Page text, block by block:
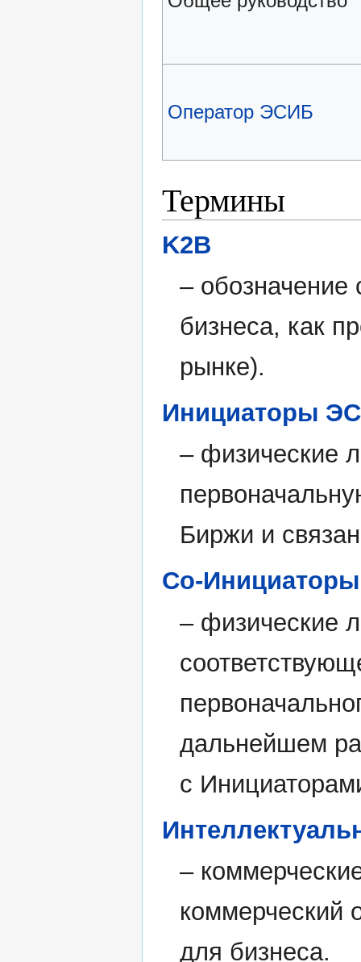
Оператор ЭСИБ
Термины
K2B
– обозначение
бизнеса, как
рынке).
Инициаторы
– физические
Биржи и
Со-
– физические
дальнейшем
с
–
коммерческий
для бизнеса.